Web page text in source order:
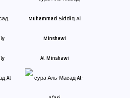
Al Minshawi